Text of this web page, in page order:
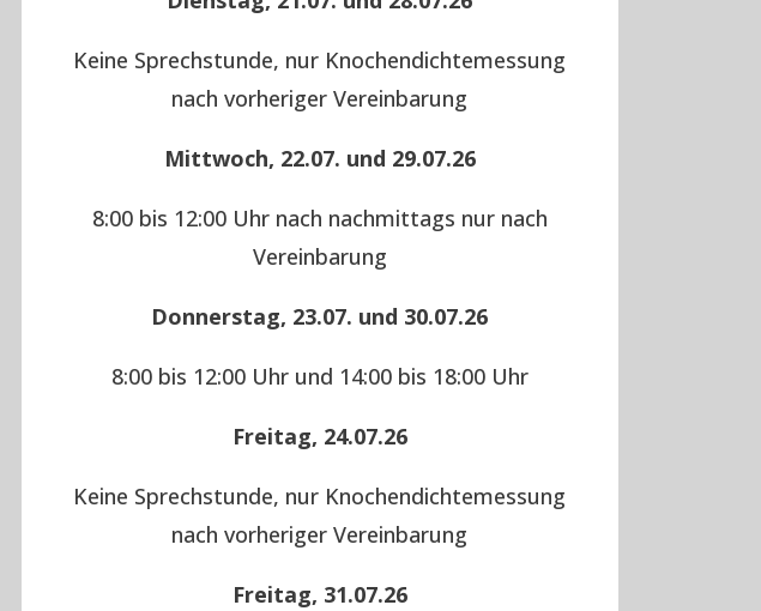
Keine Sprechstunde, nur Knochendichtemessung
nach vorheriger Vereinbarung
Mittwoch, 22.07. und 29.07.26
8:00 bis 12:00 Uhr nach nachmittags nur nach
Vereinbarung
Donnerstag, 23.07. und 30.07.26
8:00 bis 12:00 Uhr und 14:00 bis 18:00 Uhr
Freitag, 24.07.26
Keine Sprechstunde, nur Knochendichtemessung
nach vorheriger Vereinbarung
Freitag, 31.07.26